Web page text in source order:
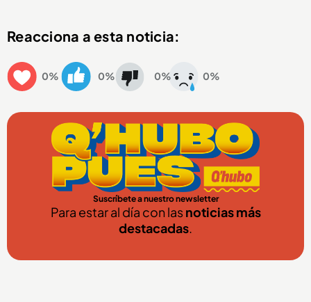
Reacciona a esta noticia:
0% 0% 0% 0%
Suscríbete a nuestro newsletter
Para estar al día con lasnoticias más
destacadas.